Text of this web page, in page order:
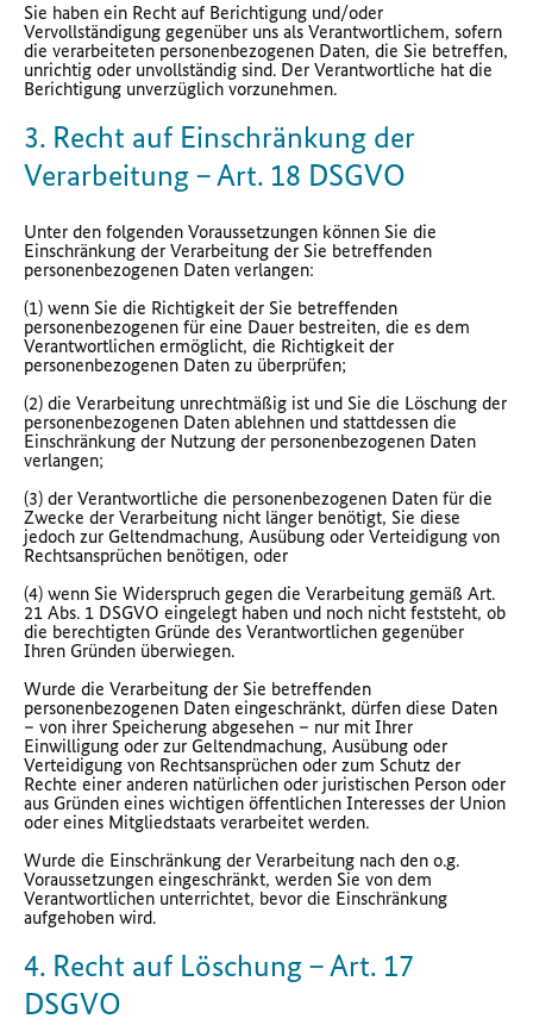
Sie haben ein Recht auf Berichtigung und/oder
Vervollständigung gegenüber uns als Verantwortlichem, sofern
die verarbeiteten personenbezogenen Daten, die Sie betreffen,
unrichtig oder unvollständig sind. Der Verantwortliche hat die
Berichtigung unverzüglich vorzunehmen.
3. Recht auf Einschränkung der
Verarbeitung – Art. 18 DSGVO
Unter den folgenden Voraussetzungen können Sie die
Einschränkung der Verarbeitung der Sie betreffenden
personenbezogenen Daten verlangen:
(1) wenn Sie die Richtigkeit der Sie betreffenden
personenbezogenen für eine Dauer bestreiten, die es dem
Verantwortlichen ermöglicht, die Richtigkeit der
personenbezogenen Daten zu überprüfen;
(2) die Verarbeitung unrechtmäßig ist und Sie die Löschung der
personenbezogenen Daten ablehnen und stattdessen die
Einschränkung der Nutzung der personenbezogenen Daten
verlangen;
(3) der Verantwortliche die personenbezogenen Daten für die
Zwecke der Verarbeitung nicht länger benötigt, Sie diese
jedoch zur Geltendmachung, Ausübung oder Verteidigung von
Rechtsansprüchen benötigen, oder
(4) wenn Sie Widerspruch gegen die Verarbeitung gemäß Art.
21 Abs. 1 DSGVO eingelegt haben und noch nicht feststeht, ob
die berechtigten Gründe des Verantwortlichen gegenüber
Ihren Gründen überwiegen.
Wurde die Verarbeitung der Sie betreffenden
personenbezogenen Daten eingeschränkt, dürfen diese Daten
– von ihrer Speicherung abgesehen – nur mit Ihrer
Einwilligung oder zur Geltendmachung, Ausübung oder
Verteidigung von Rechtsansprüchen oder zum Schutz der
Rechte einer anderen natürlichen oder juristischen Person oder
aus Gründen eines wichtigen öffentlichen Interesses der Union
oder eines Mitgliedstaats verarbeitet werden.
Wurde die Einschränkung der Verarbeitung nach den o.g.
Voraussetzungen eingeschränkt, werden Sie von dem
Verantwortlichen unterrichtet, bevor die Einschränkung
aufgehoben wird.
4. Recht auf Löschung – Art. 17
DSGVO